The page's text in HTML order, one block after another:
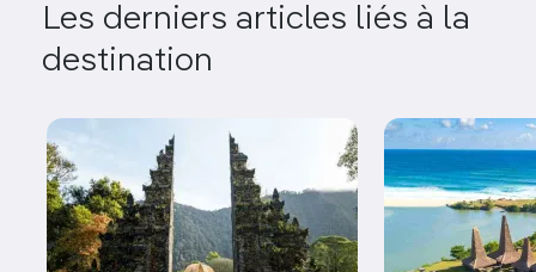
Les derniers articles liés à la
destination